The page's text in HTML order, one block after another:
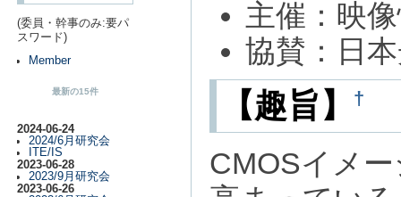
(委員・幹事のみ:要パ
スワード)
Member
最新の15件
2024-06-24
2024/6月研究会
ITE/IS
2023-06-28
2023/9月研究会
2023-06-26
主催：映
協賛：日
【趣旨】 †
CMOSイメ